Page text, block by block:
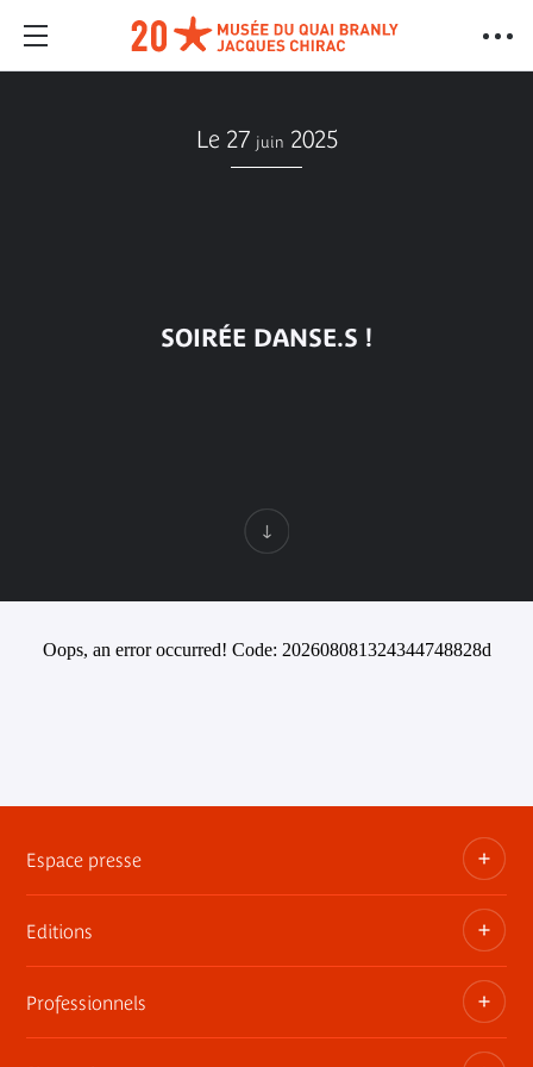
Le 27 juin 2025
SOIRÉE DANSE.S !
Oops, an error occurred! Code: 202608081324344748828d
Espace presse
Dossiers, communiqués, bandes annonces
Contact presse
Editions
Les publications du musée
Professionnels